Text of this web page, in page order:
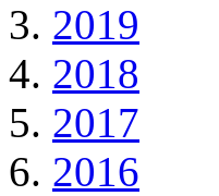
2019
2018
2017
2016